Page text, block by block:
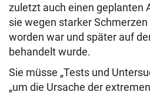
zuletzt auch einen geplanten
sie wegen starker
worden war und später auf
behandelt wurde.
Sie müsse „Tests und
„um die Ursache der